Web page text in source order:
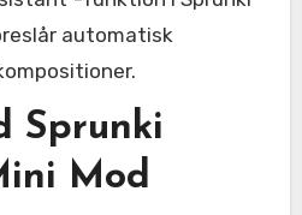
automatisk
Sprunki
Mod